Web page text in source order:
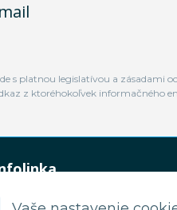
s platnou legislatívou a
z ktoréhokoľvek informačného
0948 449 364